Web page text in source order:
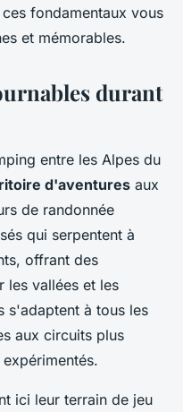
fondamentaux vous
et mémorables.
durant
entre les Alpes du
d'aventures aux
de randonnée
qui serpentent à
offrant des
les vallées et les
s'adaptent à tous les
aux circuits plus
ici leur terrain de jeu